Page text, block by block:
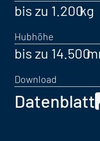
bis zu 1.200
Hubhöhe
bis zu 14.500
Download
Datenblatt